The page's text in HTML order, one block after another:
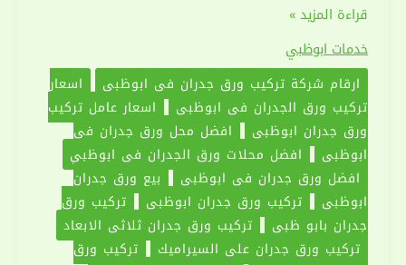
تركيب
جدران
في
ابوظبي
|0551030094|
ورق
حائط
قراءة المزيد »
خدمات ابوظبي
ارقام شركة تركيب ورق جدران في ابوظبي
اسعار
تركيب ورق الجدران في ابوظبي
اسعار عامل تركيب
ورق جدران ابوظبي
افضل محل ورق جدران في
ابوظبي
افضل محلات ورق الجدران في ابوظبي
افضل ورق جدران في ابوظبي
بيع ورق جدران
ابوظبي
تركيب ورق جدران ابوظبي
تركيب ورق
جدران بابو ظبي
تركيب ورق جدران ثلاثي الابعاد
تركيب ورق جدران على السيراميك
تركيب ورق